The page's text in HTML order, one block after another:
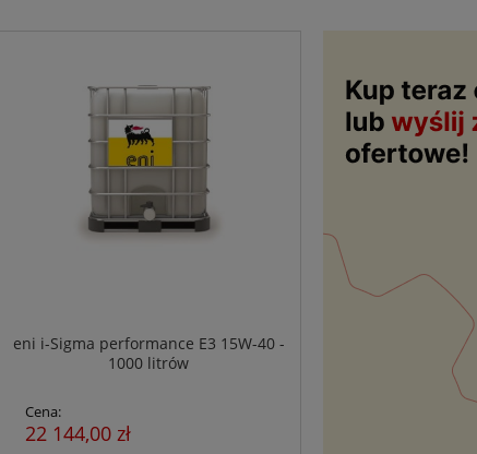
eni i-Sigma performance E3 15W-40 -
1000 litrów
Cena:
22 144,00 zł